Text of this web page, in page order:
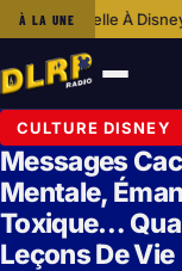
À LA UNE
Disneyland Paris
Ouvrir
le
menu
CULTURE DISNEY
Messages
Mentale,
Toxique…
Leçons De Vie